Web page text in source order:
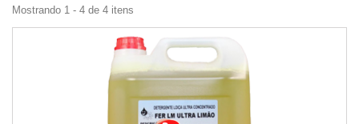
Mostrando 1 - 4 de 4 itens